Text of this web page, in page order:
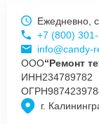
г.
Ежедневно,
+7 (800)
info@candy-
ООО“Ремонт
ИНН234789782
ОГРН